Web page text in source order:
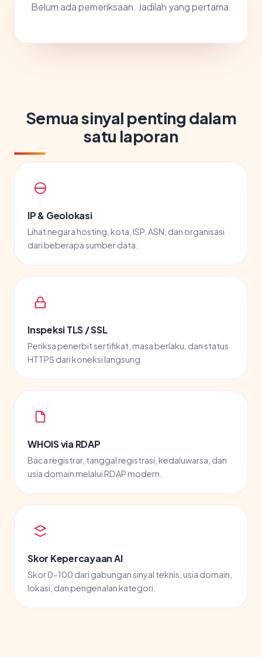
Belum ada pemeriksaan. Jadilah yang pertama.
Semua sinyal penting dalam
satu laporan
IP & Geolokasi
Lihat negara hosting, kota, ISP, ASN, dan organisasi
dari beberapa sumber data.
Inspeksi TLS / SSL
Periksa penerbit sertifikat, masa berlaku, dan status
HTTPS dari koneksi langsung.
WHOIS via RDAP
Baca registrar, tanggal registrasi, kedaluwarsa, dan
usia domain melalui RDAP modern.
Skor Kepercayaan AI
Skor 0-100 dari gabungan sinyal teknis, usia domain,
lokasi, dan pengenalan kategori.